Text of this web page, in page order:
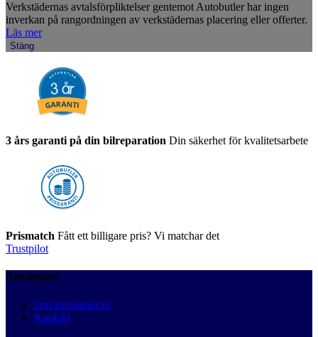
Verkstädernas avtalsförpliktelser gentemot Autobutler har ingen
inverkan på rangordningen av verkstädernas placering eller offerter.
Läs mer
Stäng
3 års garanti på din bilreparation Din säkerhet för kvalitetsarbete
Prismatch Fått ett billigare pris? Vi matchar det
Trustpilot
Autobutler
Om autobutler.se
Kontakt